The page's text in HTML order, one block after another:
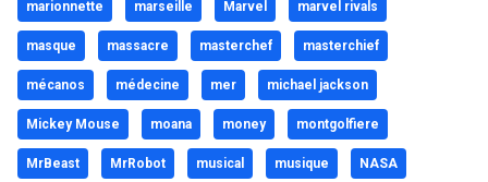
marionnette marseille Marvel marvel rivals
masque massacre masterchef masterchief
mécanos médecine mer michael jackson
Mickey Mouse moana money montgolfiere
MrBeast MrRobot musical musique NASA